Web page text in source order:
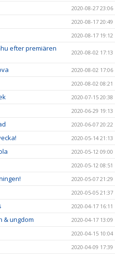
2020-08-27 23:06
2020-08-17 20:49
2020-08-17 19:12
efter premiären
2020-08-02 17:13
2020-08-02 17:06
2020-08-02 08:21
2020-07-15 20:38
2020-06-29 19:13
2020-06-07 20:22
2020-05-14 21:13
2020-05-12 09:00
2020-05-12 08:51
2020-05-07 21:29
2020-05-05 21:37
2020-04-17 16:11
& ungdom 2020-04-17 13:09
2020-04-15 10:04
2020-04-09 17:39